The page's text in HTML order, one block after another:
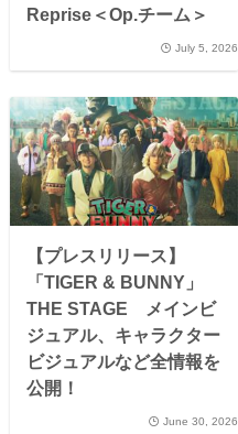
Reprise＜Op.チーム＞
July 5, 2026
【プレスリリース】
「TIGER & BUNNY」
THE STAGE メインビ
ジュアル、キャラクター
ビジュアルなど全情報を
公開！
June 30, 2026